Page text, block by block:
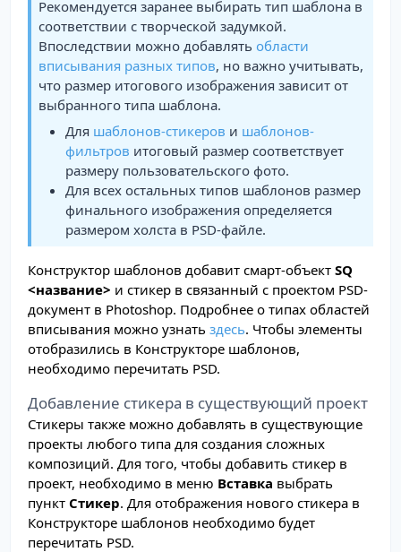
Рекомендуется заранее выбирать тип шаблона в
соответствии с творческой задумкой.
Впоследствии можно добавлять области
вписывания разных типов, но важно учитывать,
что размер итогового изображения зависит от
выбранного типа шаблона.
Для шаблонов-стикеров и шаблонов-
фильтров итоговый размер соответствует
размеру пользовательского фото.
Для всех остальных типов шаблонов размер
финального изображения определяется
размером холста в PSD-файле.
Конструктор шаблонов добавит смарт-объект SQ
<название> и стикер в связанный с проектом PSD-
документ в Photoshop. Подробнее о типах областей
вписывания можно узнать здесь. Чтобы элементы
отобразились в Конструкторе шаблонов,
необходимо перечитать PSD.
Добавление стикера в существующий проект
Стикеры также можно добавлять в существующие
проекты любого типа для создания сложных
композиций. Для того, чтобы добавить стикер в
проект, необходимо в меню Вставка выбрать
пункт Стикер. Для отображения нового стикера в
Конструкторе шаблонов необходимо будет
перечитать PSD.